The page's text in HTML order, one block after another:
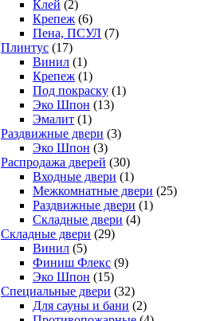
Клей (2)
Крепеж (6)
Пена, ПСУЛ (7)
Плинтус (17)
Винил (1)
Крепеж (1)
Под покраску (1)
Эко Шпон (13)
Эмалит (1)
Раздвижные двери (3)
Эко Шпон (3)
Распродажа дверей (30)
Входные двери (1)
Межкомнатные двери (25)
Раздвижные двери (1)
Складные двери (4)
Складные двери (29)
Винил (5)
Финиш Флекс (9)
Эко Шпон (15)
Специальные двери (32)
Для сауны и бани (2)